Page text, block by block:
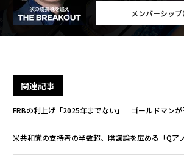
メンバーシッ
関連記事
FRBの利上げ「2025年までない」 ゴールドマンが
米共和党の支持者の半数超、陰謀論を広める「Qア